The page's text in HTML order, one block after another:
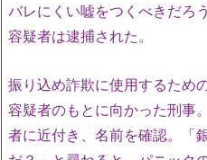
バレにくい嘘をつくべきだろ
容疑者は逮捕された。
振り込め詐欺に使用するため
容疑者のもとに向かった刑事
者に近付き、名前を確認。「